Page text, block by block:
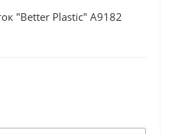
"Better Plastic" A9182